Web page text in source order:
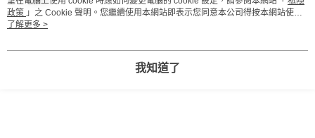
熱銷排行
政策 」之 Cookie 聲明。您繼續使用本網站即表示您同意本公司得按本網站使用
條款之 Cookie 聲明使用 cookie。
了解更多 >
我知道了